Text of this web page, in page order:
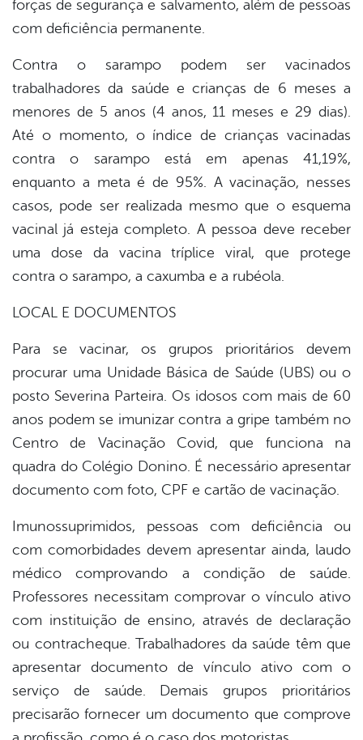
forças de segurança e salvamento, além de pessoas
com deficiência permanente.
Contra o sarampo podem ser vacinados
trabalhadores da saúde e crianças de 6 meses a
menores de 5 anos (4 anos, 11 meses e 29 dias).
Até o momento, o índice de crianças vacinadas
contra o sarampo está em apenas 41,19%,
enquanto a meta é de 95%. A vacinação, nesses
casos, pode ser realizada mesmo que o esquema
vacinal já esteja completo. A pessoa deve receber
uma dose da vacina tríplice viral, que protege
contra o sarampo, a caxumba e a rubéola.
LOCAL E DOCUMENTOS
Para se vacinar, os grupos prioritários devem
procurar uma Unidade Básica de Saúde (UBS) ou o
posto Severina Parteira. Os idosos com mais de 60
anos podem se imunizar contra a gripe também no
Centro de Vacinação Covid, que funciona na
quadra do Colégio Donino. É necessário apresentar
documento com foto, CPF e cartão de vacinação.
Imunossuprimidos, pessoas com deficiência ou
com comorbidades devem apresentar ainda, laudo
médico comprovando a condição de saúde.
Professores necessitam comprovar o vínculo ativo
com instituição de ensino, através de declaração
ou contracheque. Trabalhadores da saúde têm que
apresentar documento de vínculo ativo com o
serviço de saúde. Demais grupos prioritários
precisarão fornecer um documento que comprove